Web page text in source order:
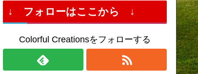
↓ フォローはここから ↓
Colorful Creationsをフォローする